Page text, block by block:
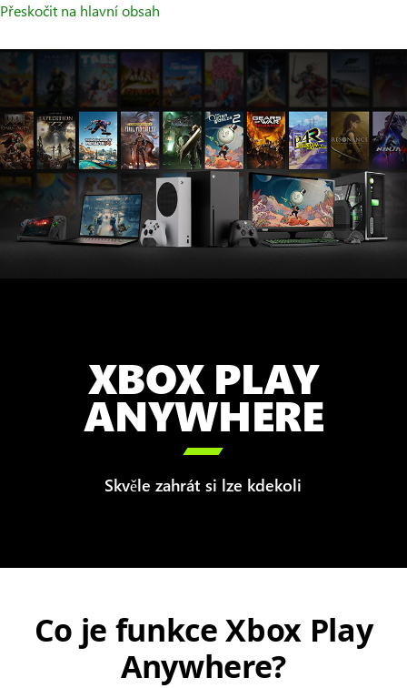
Přeskočit na hlavní obsah
XBOX PLAY
ANYWHERE

Skvěle zahrát si lze kdekoli
Co je funkce Xbox Play
Anywhere?